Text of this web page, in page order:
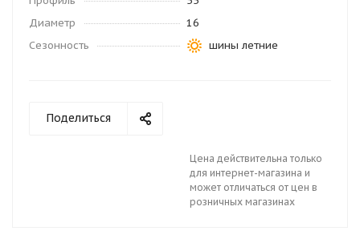
Диаметр
16
Сезонность
шины летние
Поделиться
Цена действительна только
для интернет-магазина и
может отличаться от цен в
розничных магазинах